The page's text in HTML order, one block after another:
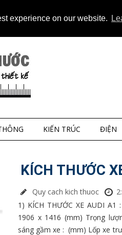
experience on our website.
KIẾN TRÚC ĐIỆN
KÍCH THƯỚC
Quy cach kich thuoc
1) KÍCH THƯỚC XE AUDI
1906 x 1416 (mm) Trọng
sáng gầm xe : (mm) Lốp xe